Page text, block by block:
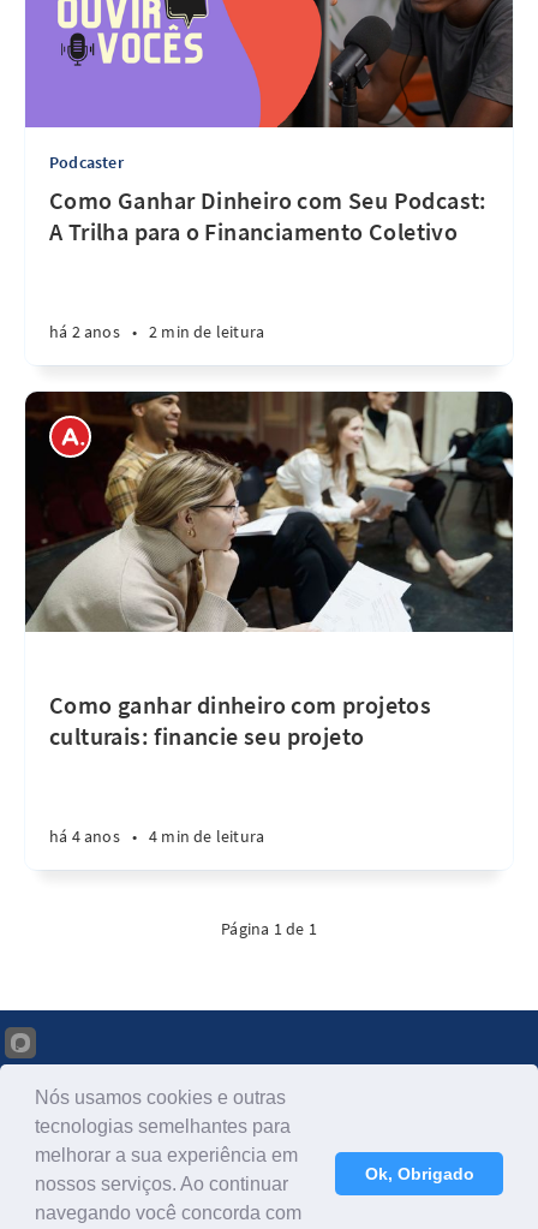
Podcaster
Como Ganhar Dinheiro com Seu Podcast:
A Trilha para o Financiamento Coletivo
há 2 anos • 2 min de leitura
Como ganhar dinheiro com projetos
culturais: financie seu projeto
há 4 anos • 4 min de leitura
Página 1 de 1
Como fazer Crowdfunding © 2026
Publicado com
Ghost
Informações de licença JavaScript
Nós usamos cookies e outras
tecnologias semelhantes para
melhorar a sua experiência em
nossos serviços. Ao continuar
navegando você concorda com
Ok, Obrigado